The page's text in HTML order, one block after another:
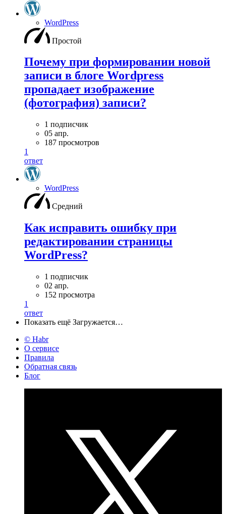
WordPress
Простой
Почему при формировании новой
записи в блоге Wordpress
пропадает изображение
(фотография) записи?
1 подписчик
05 апр.
187 просмотров
1
ответ
WordPress
Средний
Как исправить ошибку при
редактировании страницы
WordPress?
1 подписчик
02 апр.
152 просмотра
1
ответ
Показать ещё Загружается…
© Habr
О сервисе
Правила
Обратная связь
Блог